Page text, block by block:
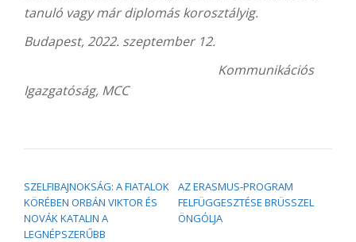
tanuló vagy már diplomás korosztályig.
Budapest, 2022. szeptember 12.
Kommunikációs
Igazgatóság, MCC
SZELFIBAJNOKSÁG: A FIATALOK
KÖRÉBEN ORBÁN VIKTOR ÉS
NOVÁK KATALIN A
LEGNÉPSZERŰBB
AZ ERASMUS-PROGRAM
FELFÜGGESZTÉSE BRÜSSZEL
ÖNGÓLJA